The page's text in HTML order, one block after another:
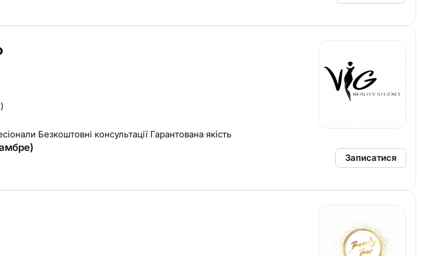
Безкоштовні консультації Гарантована якість
Записатися